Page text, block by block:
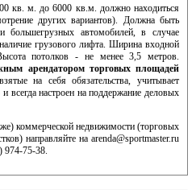
кв. м. до 6000 кв.м. должно находиться
других вариантов). Должна быть
большегрузных автомобилей, в случае
грузового лифта. Ширина входной
потолков - не менее 3,5 метров.
арендатором торговых площадей
на себя обязательства, учитывает
всегда настроен на поддержание деловых
коммерческой недвижимости (торговых
направляйте на arenda@sportmaster.ru
974-75-38.